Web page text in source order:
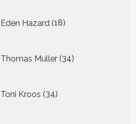
Eden Hazard 18
producten
Thomas Muller 34
producten
Toni Kroos 34
producten